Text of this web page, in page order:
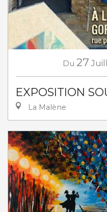
Du 27
EXPOSITION
La Malène